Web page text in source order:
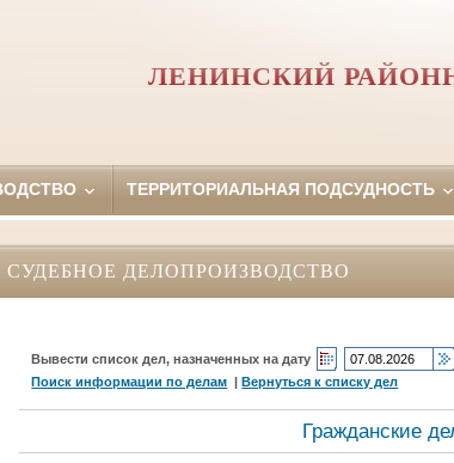
ЛЕНИНСКИЙ
ТЕРРИТОРИАЛЬНАЯ ПОДСУДНОСТЬ
СУДЕБНОЕ ДЕЛОПРОИЗВОДСТВО
Вывести список дел, назначенных на дату
Поиск информации по делам |Вернуться к списку дел
Гражданские